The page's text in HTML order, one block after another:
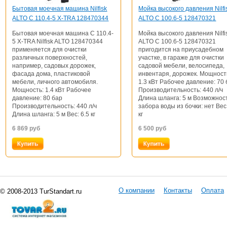
Бытовая моечная машина Nilfisk
ALTO C 110.4-5 X-TRA 128470344
Бытовая моечная машина C 110.4-
5 X-TRA Nilfisk ALTO 128470344
применяется для очистки
различных поверхностей,
например, садовых дорожек,
фасада дома, пластиковой
мебели, личного автомобиля.
Мощность: 1.4 кВт Рабочее
давление: 80 бар
Производительность: 440 л/ч
Длина шланга: 5 м Вес: 6.5 кг
6 869 руб
Мойка высокого давления
ALTO C 100.6-5 128470321
Мойка высокого давления
ALTO C 100.6-5 128470321
пригодится на приусадебном
участке, в гараже для очистки
садовой мебели, велосипеда,
инвентаря, дорожек.
1.3 кВт Рабочее давление: 70
Производительность: 440 л/ч
Длина шланга: 5 м
забора воды из бочки: нет
кг
6 500 руб
© 2008-2013 TurStandart.ru О компании Контакты Оплата